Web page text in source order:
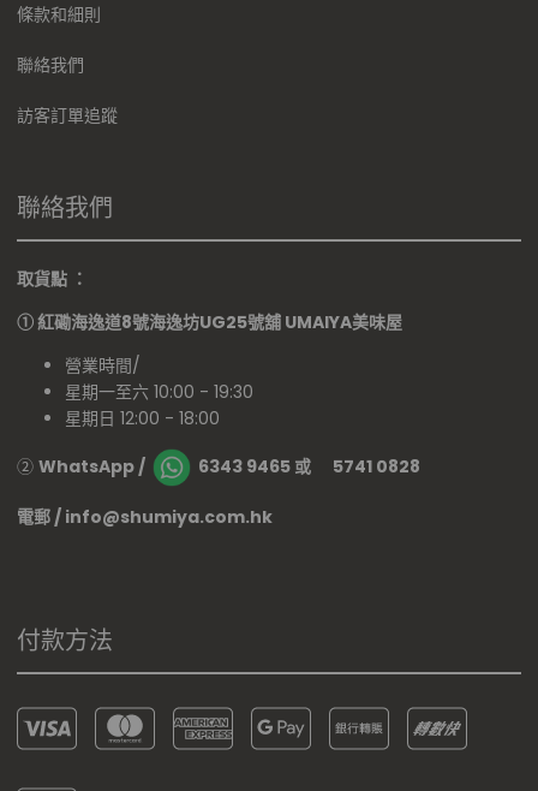
條款和細則
聯絡我們
訪客訂單追蹤
聯絡我們
取貨點 ：
①紅磡海逸道8號海逸坊UG25號舖 UMAIYA美味屋
營業時間/
星期一至六 10:00 - 19:30
星期日 12:00 - 18:00
② WhatsApp / 6343 9465 或 5741 0828
電郵 / info@shumiya.com.hk
付款方法